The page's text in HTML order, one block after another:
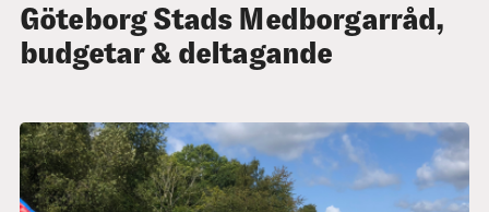
Göteborg Stads Medborgarråd,
budgetar & deltagande